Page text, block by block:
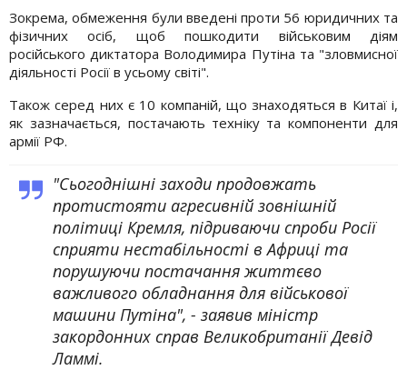
Зокрема, обмеження були введені проти 56 юридичних та
фізичних осіб, щоб пошкодити військовим діям
російського диктатора Володимира Путіна та "зловмисної
діяльності Росії в усьому світі".
Також серед них є 10 компаній, що знаходяться в Китаї і,
як зазначається, постачають техніку та компоненти для
армії РФ.
"Сьогоднішні заходи продовжать
протистояти агресивній зовнішній
політиці Кремля, підриваючи спроби Росії
сприяти нестабільності в Африці та
порушуючи постачання життєво
важливого обладнання для військової
машини Путіна", - заявив міністр
закордонних справ Великобританії Девід
Ламмі.